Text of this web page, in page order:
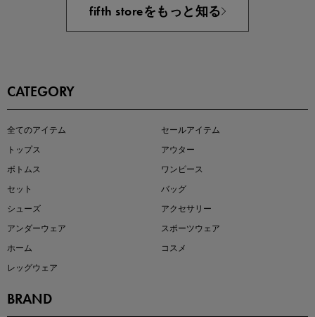
即戦力アイテム続々対象
fifth storeをもっと知る
CATEGORY
全てのアイテム
セールアイテム
トップス
アウター
ボトムス
ワンピース
セット
バッグ
シューズ
アクセサリー
アンダーウェア
スポーツウェア
ホーム
コスメ
レッグウェア
BRAND